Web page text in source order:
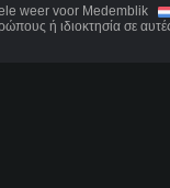
weer voor Medemblik
ή ιδιοκτησία σε